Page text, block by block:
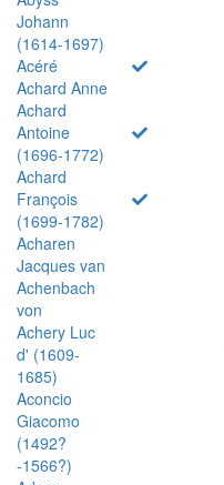
Johann
(1614-1697)
Acéré
Achard Anne
Achard
Antoine
(1696-1772)
Achard
François
(1699-1782)
Acharen
Jacques van
Achenbach
von
Achery Luc
d' (1609-
1685)
Aconcio
Giacomo
(1492?
-1566?)